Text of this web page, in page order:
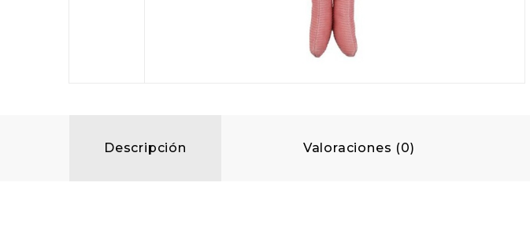
Descripción Valoraciones (0)